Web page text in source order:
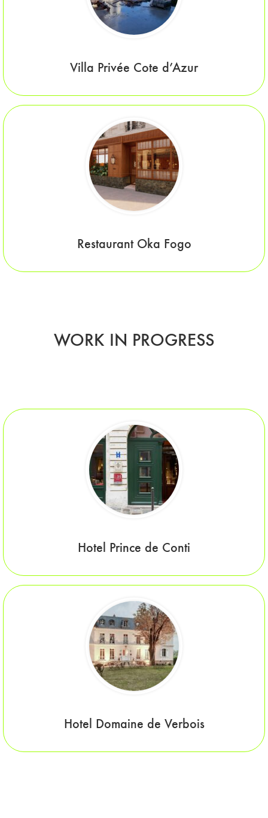
Villa Privée Cote d’Azur
Restaurant Oka Fogo
WORK IN PROGRESS
Hotel Prince de Conti
Hotel Domaine de Verbois